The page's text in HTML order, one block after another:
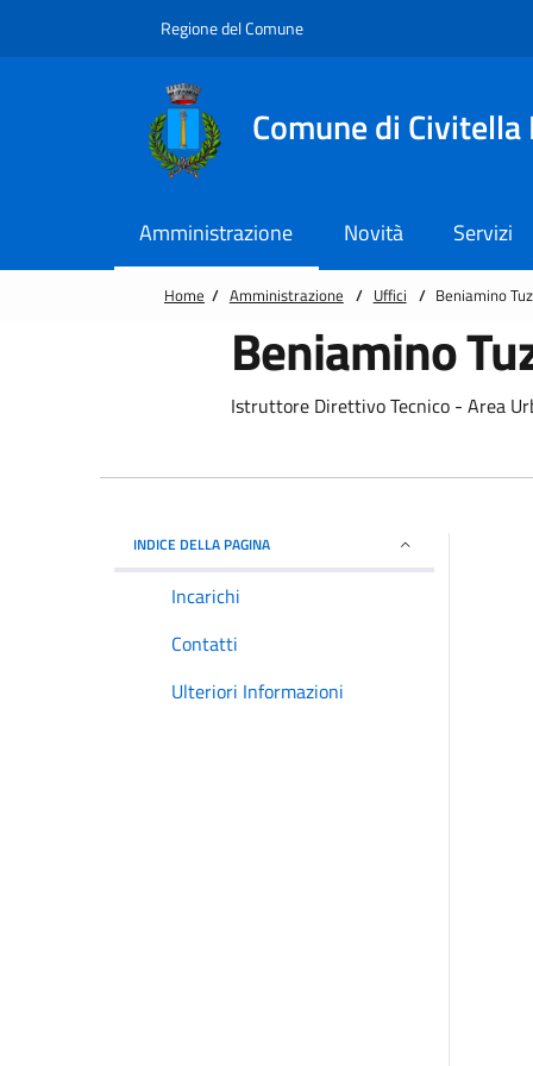
Regione del Comune
Comune di Civitella
Amministrazione Novità Servizi
Home / Amministrazione / Uffici / Beniamino
Beniamino
Istruttore Direttivo Tecnico - Area
INDICE DELLA PAGINA
Incarichi
Contatti
Ulteriori Informazioni